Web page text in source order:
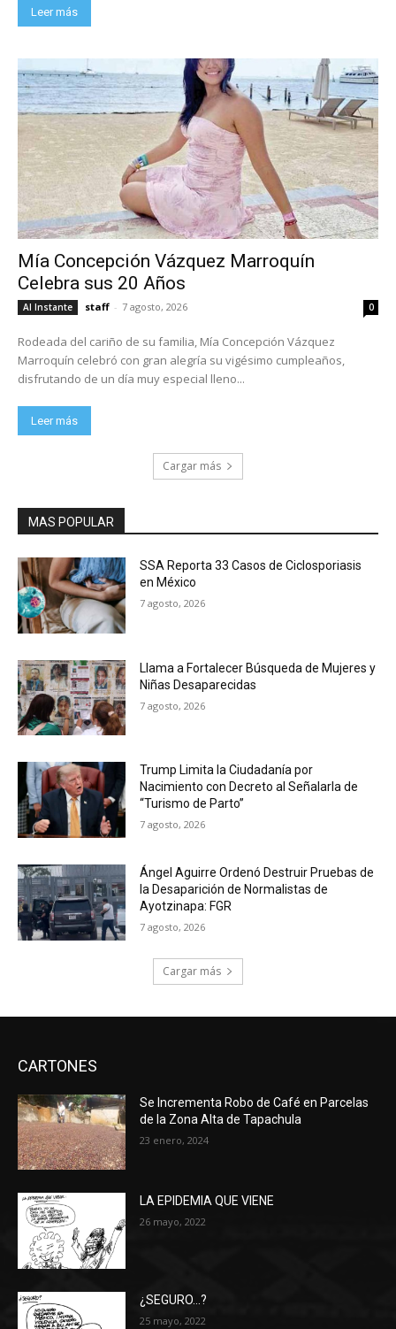
Leer más
Mía Concepción Vázquez Marroquín
Celebra sus 20 Años
Al Instante staff - 7 agosto, 2026 0
Rodeada del cariño de su familia, Mía Concepción Vázquez
Marroquín celebró con gran alegría su vigésimo cumpleaños,
disfrutando de un día muy especial lleno...
Leer más
Cargar más
MAS POPULAR
SSA Reporta 33 Casos de Ciclosporiasis
en México
7 agosto, 2026
Llama a Fortalecer Búsqueda de Mujeres y
Niñas Desaparecidas
7 agosto, 2026
Trump Limita la Ciudadanía por
Nacimiento con Decreto al Señalarla de
“Turismo de Parto”
7 agosto, 2026
Ángel Aguirre Ordenó Destruir Pruebas de
la Desaparición de Normalistas de
Ayotzinapa: FGR
7 agosto, 2026
Cargar más
CARTONES
Se Incrementa Robo de Café en Parcelas
de la Zona Alta de Tapachula
23 enero, 2024
LA EPIDEMIA QUE VIENE
26 mayo, 2022
¿SEGURO…?
25 mayo, 2022